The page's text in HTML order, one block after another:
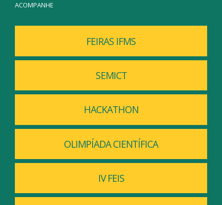
ACOMPANHE
FEIRAS IFMS
SEMICT
HACKATHON
OLIMPÍADA CIENTÍFICA
IV FEIS